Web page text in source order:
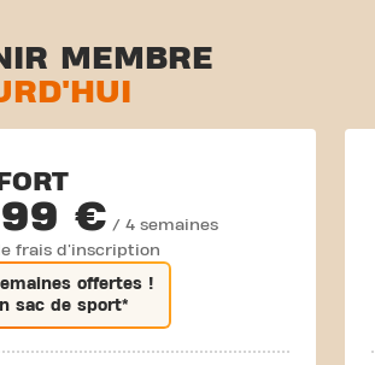
MEMBRE
€ / 4 semaines
frais d'inscription
offertes !
sac de sport*